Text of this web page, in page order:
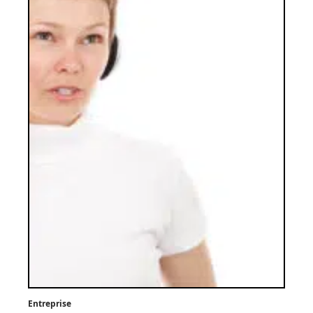
Entreprise